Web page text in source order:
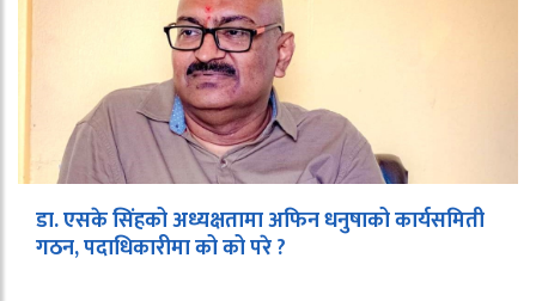
डा. एसके सिंहको अध्यक्षतामा अफिन धनुषाको कार्यसमिती
गठन, पदाधिकारीमा को को परे ?